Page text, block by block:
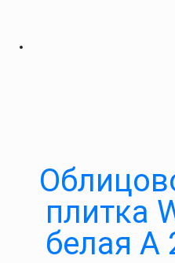
плитка
белая А